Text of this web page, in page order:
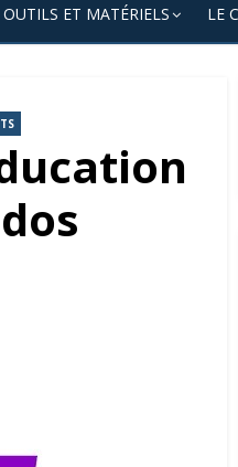
OUTILS ET MATÉRIELS LE